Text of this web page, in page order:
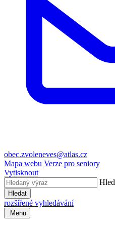
obec.zvoleneves@atlas.cz
Mapa webu Verze pro seniory
Vytisknout
Hledat
rozšířené vyhledávání
Menu